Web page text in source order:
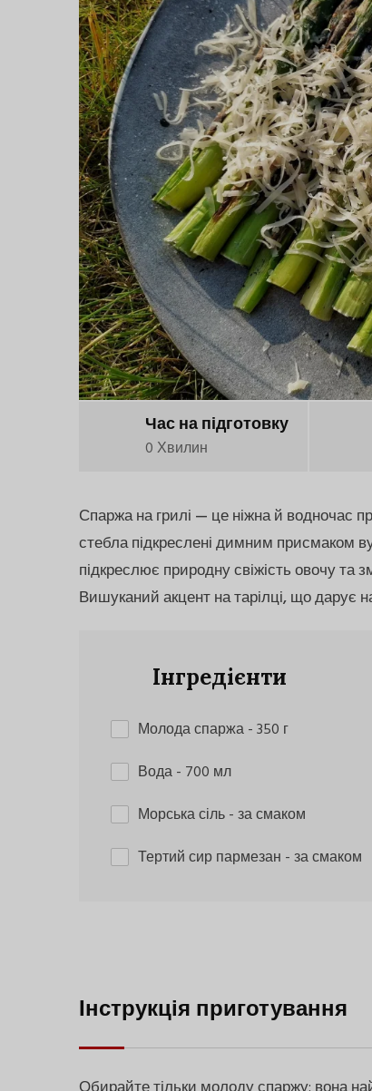
Час на підготовку
0 Хвилин
Спаржа на грилі — це ніжна й водночас
стебла підкреслені димним присмаком
підкреслює природну свіжість овочу та
Вишуканий акцент на тарілці, що дарує
Інгредієнти
Молода спаржа- 350 г
Вода- 700 мл
Морська сіль- за смаком
Тертий сир пармезан - за смаком
Інструкція приготування